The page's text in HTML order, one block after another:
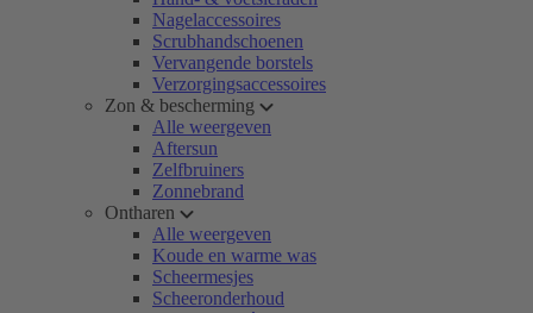
Nagelaccessoires
Scrubhandschoenen
Vervangende borstels
Verzorgingsaccessoires
Zon & bescherming
Alle weergeven
Aftersun
Zelfbruiners
Zonnebrand
Ontharen
Alle weergeven
Koude en warme was
Scheermesjes
Scheeronderhoud